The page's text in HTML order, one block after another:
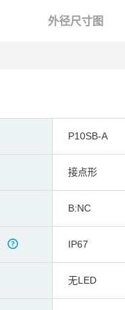
外径尺寸图
P10SB-A
接点形
B:NC
IP67
无LED